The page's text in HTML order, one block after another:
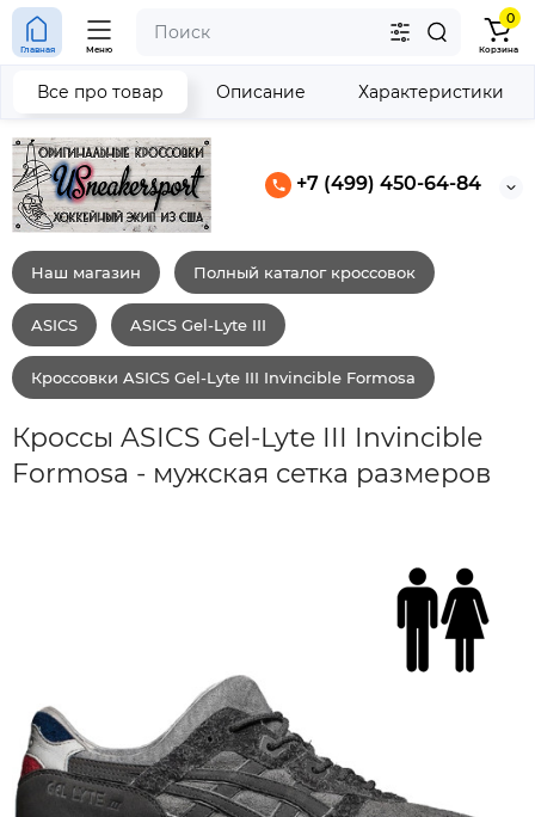
+7 (499) 450-64-84
Главная Меню
0
Корзина
Наш магазин Полный каталог кроссовок
ASICS ASICS Gel-Lyte III
Кроссовки ASICS Gel-Lyte III Invincible Formosa
Кроссы ASICS Gel-Lyte III Invincible
Formosa - мужская сетка размеров
Все про товар Описание Характеристики